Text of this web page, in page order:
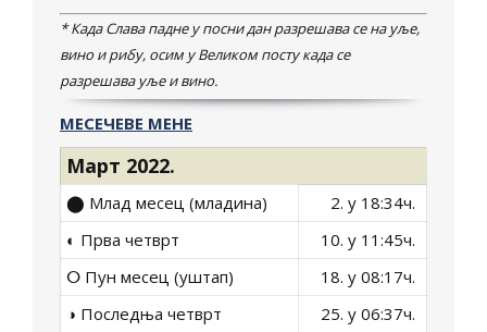
* Када Слава падне у посни дан разрешава се на уље,
вино и рибу, осим у Великом посту када се
разрешава уље и вино.
МЕСЕЧЕВЕ МЕНЕ
Март 2022.
⬤ Млад месец (младина)
2. у 18:34ч.
◐ Прва четврт
10. у 11:45ч.
ⵔ Пун месец (уштап)
18. у 08:17ч.
◑ Последња четврт
25. у 06:37ч.